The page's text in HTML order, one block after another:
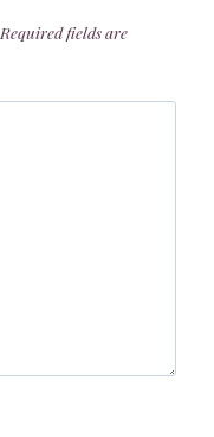
Required fields are